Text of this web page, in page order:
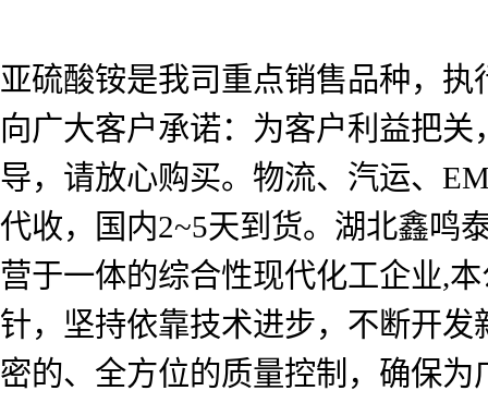
亚硫酸铵是我司重点销售品种，
向广大客户承诺：为客户利益把
导，请放心购买。物流、汽运、
代收，国内2~5天到货。湖北鑫鸣
营于一体的综合性现代化工企业,
针，坚持依靠技术进步，不断开
密的、全方位的质量控制，确保